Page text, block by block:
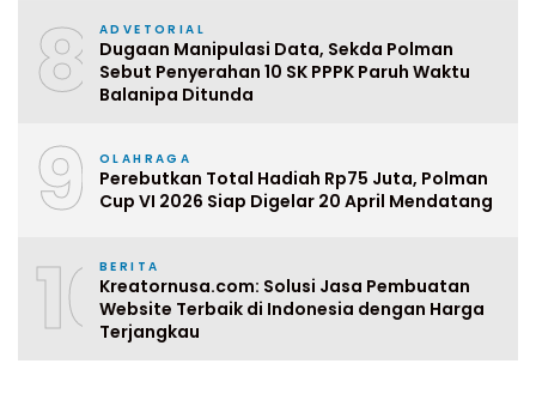
8 ADVETORIAL
Dugaan Manipulasi Data, Sekda Polman
Sebut Penyerahan 10 SK PPPK Paruh Waktu
Balanipa Ditunda
9 OLAHRAGA
Perebutkan Total Hadiah Rp75 Juta, Polman
Cup VI 2026 Siap Digelar 20 April Mendatang
10BERITA
Kreatornusa.com: Solusi Jasa Pembuatan
Website Terbaik di Indonesia dengan Harga
Terjangkau